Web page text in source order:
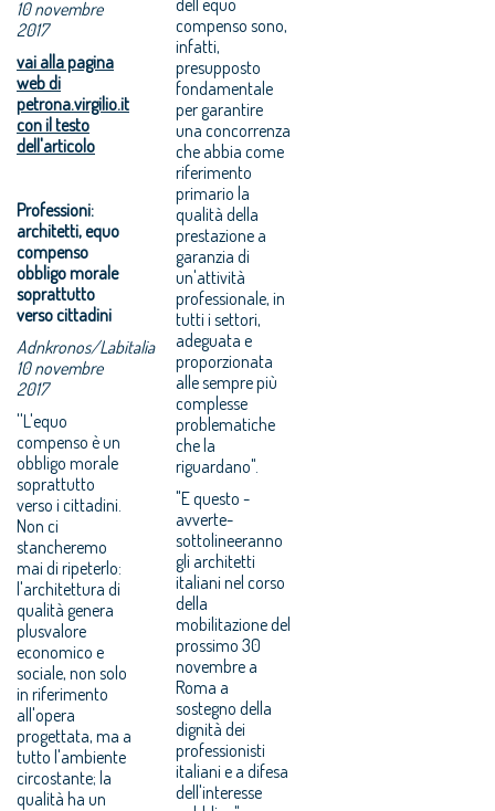
10 novembre
2017
vai alla pagina
web di
petrona.virgilio.it
con il testo
dell'articolo
Professioni:
architetti, equo
compenso
obbligo morale
soprattutto
verso cittadini
Adnkronos/Labitalia
10 novembre
2017
''L'equo
compenso è un
obbligo morale
soprattutto
verso i cittadini.
Non ci
stancheremo
mai di ripeterlo:
l'architettura di
qualità genera
plusvalore
economico e
sociale, non solo
in riferimento
all'opera
progettata, ma a
tutto l'ambiente
circostante; la
qualità ha un
compenso sono,
infatti,
presupposto
fondamentale
per garantire
una concorrenza
che abbia come
riferimento
primario la
qualità della
prestazione a
garanzia di
un'attività
professionale, in
tutti i settori,
adeguata e
proporzionata
alle sempre più
complesse
problematiche
che la
riguardano".
"E questo -
avverte-
sottolineeranno
gli architetti
italiani nel corso
della
mobilitazione del
prossimo 30
novembre a
Roma a
sostegno della
dignità dei
professionisti
italiani e a difesa
dell'interesse